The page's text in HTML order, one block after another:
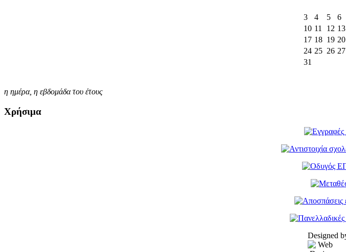
3
4 5 6
10 11 12 13
17 18 19 20
24 25 26 27
31
η ημέρα, η εβδομάδα του έτους
Χρήσιμα
Designed